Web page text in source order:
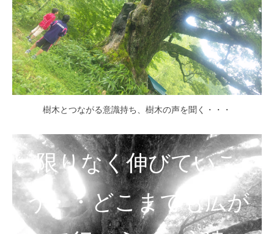
樹木とつながる意識持ち、樹木の声を聞く・・・
限りなく伸びていこ
う・・どこまでも広が